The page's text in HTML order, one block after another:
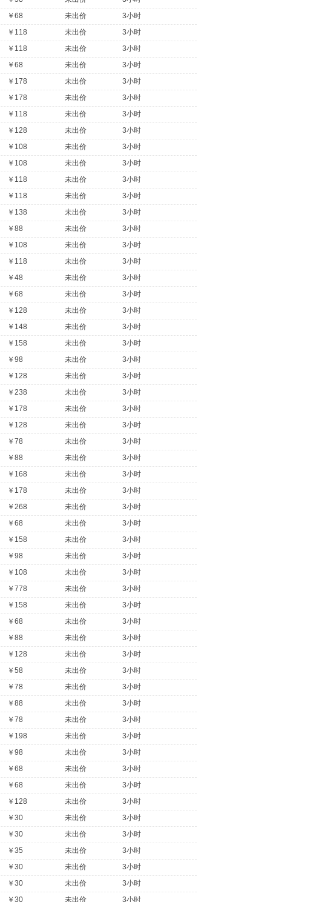
￥68 未出价
3小时
￥118 未出价
3小时
￥118 未出价
3小时
￥68 未出价
3小时
￥178 未出价
3小时
￥178 未出价
3小时
￥118 未出价
3小时
￥128 未出价
3小时
￥108 未出价
3小时
￥108 未出价
3小时
￥118 未出价
3小时
￥118 未出价
3小时
￥138 未出价
3小时
￥88 未出价
3小时
￥108 未出价
3小时
￥118 未出价
3小时
￥48 未出价
3小时
￥68 未出价
3小时
￥128 未出价
3小时
￥148 未出价
3小时
￥158 未出价
3小时
￥98 未出价
3小时
￥128 未出价
3小时
￥238 未出价
3小时
￥178 未出价
3小时
￥128 未出价
3小时
￥78 未出价
3小时
￥88 未出价
3小时
￥168 未出价
3小时
￥178 未出价
3小时
￥268 未出价
3小时
￥68 未出价
3小时
￥158 未出价
3小时
￥98 未出价
3小时
￥108 未出价
3小时
￥778 未出价
3小时
￥158 未出价
3小时
￥68 未出价
3小时
￥88 未出价
3小时
￥128 未出价
3小时
￥58 未出价
3小时
￥78 未出价
3小时
￥88 未出价
3小时
￥78 未出价
3小时
￥198 未出价
3小时
￥98 未出价
3小时
￥68 未出价
3小时
￥68 未出价
3小时
￥128 未出价
3小时
￥30 未出价
3小时
￥30 未出价
3小时
￥35 未出价
3小时
￥30 未出价
3小时
￥30 未出价
3小时
￥30 未出价 3小时